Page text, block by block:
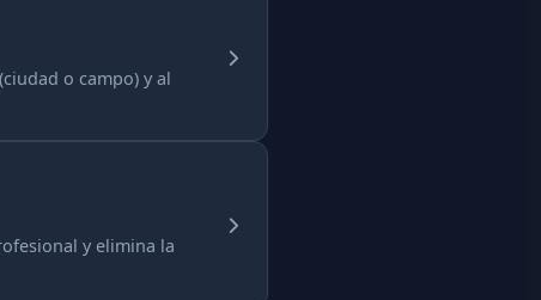
o campo) y al
y elimina la